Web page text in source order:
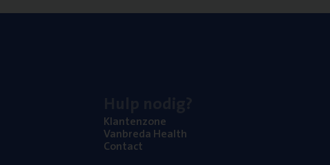
Klan­ten­zo­ne
Van­b­re­da Health
Con­tact